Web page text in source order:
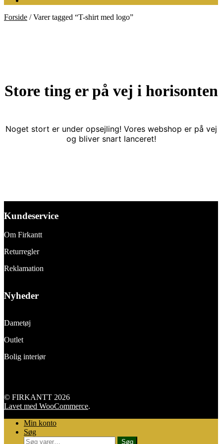
Forside /Varer tagged “T-shirt med logo”
Store ting er på vej i horisonten
Noget stort er under opsejling! Vores webshop er på vej
og bliver snart lanceret!
Kundeservice
Om Firkantt
Returregler
Reklamation
Nyheder
Dametøj
Outlet
Bolig interiør
© FIRKANTT 2026
Lavet med WooCommerce.
Min konto
Søg
Søg
Søg